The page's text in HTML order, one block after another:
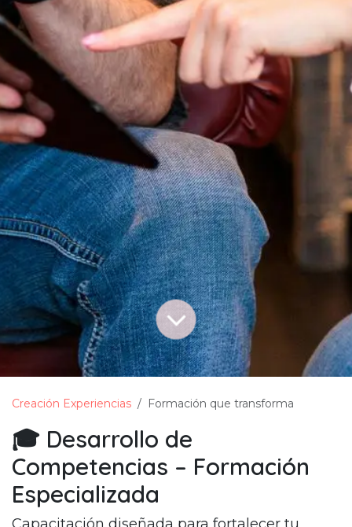
Creación Experiencias Formación que transforma
🎓 Desarrollo de
Competencias – Formación
Especializada
Capacitación diseñada para fortalecer tu